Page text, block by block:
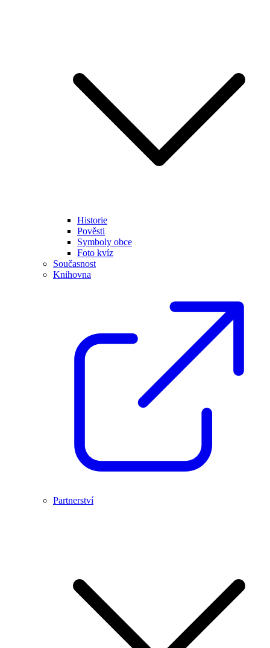
Historie
Pověsti
Symboly obce
Foto kvíz
Současnost
Knihovna
Partnerství